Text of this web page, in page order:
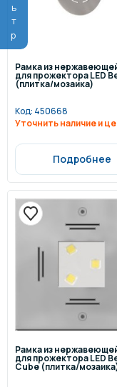
Рамка из
для прожектора LED
(плитка/мозаика)
Код: 450668
Уточнить наличие и
Подробнее
Рамка из
для прожектора LED
Cube (плитка/